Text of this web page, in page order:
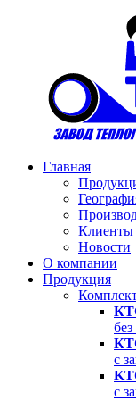
Главная
Клиенты
Новости
О компании
Продукция
с
с